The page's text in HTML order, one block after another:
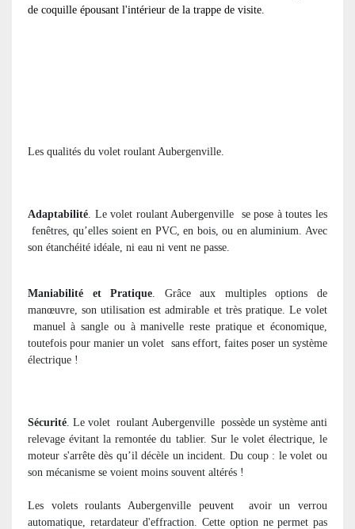
de coquille épousant l'intérieur de la trappe de visite.
Les qualités du volet roulant Aubergenville.
Adaptabilité . Le volet roulant Aubergenville
se pose à toutes les
fenêtres, qu’elles soient en PVC, en bois, ou en aluminium. Avec
son étanchéité idéale, ni eau ni vent ne passe.
Maniabilité et Pratique . Grâce aux multiples options de
manœuvre, son utilisation est admirable et très pratique. Le volet
manuel à sangle ou à manivelle reste pratique et économique,
toutefois pour manier un volet sans effort, faites poser un système
électrique !
Sécurité . Le volet roulant Aubergenville possède un système anti
relevage évitant la remontée du tablier. Sur le volet électrique, le
moteur s'arrête dès qu’il décèle un incident. Du coup : le volet ou
son mécanisme se voient moins souvent altérés !
Les volets roulants Aubergenville peuvent
avoir un verrou
automatique, retardateur d'effraction. Cette option ne permet pas